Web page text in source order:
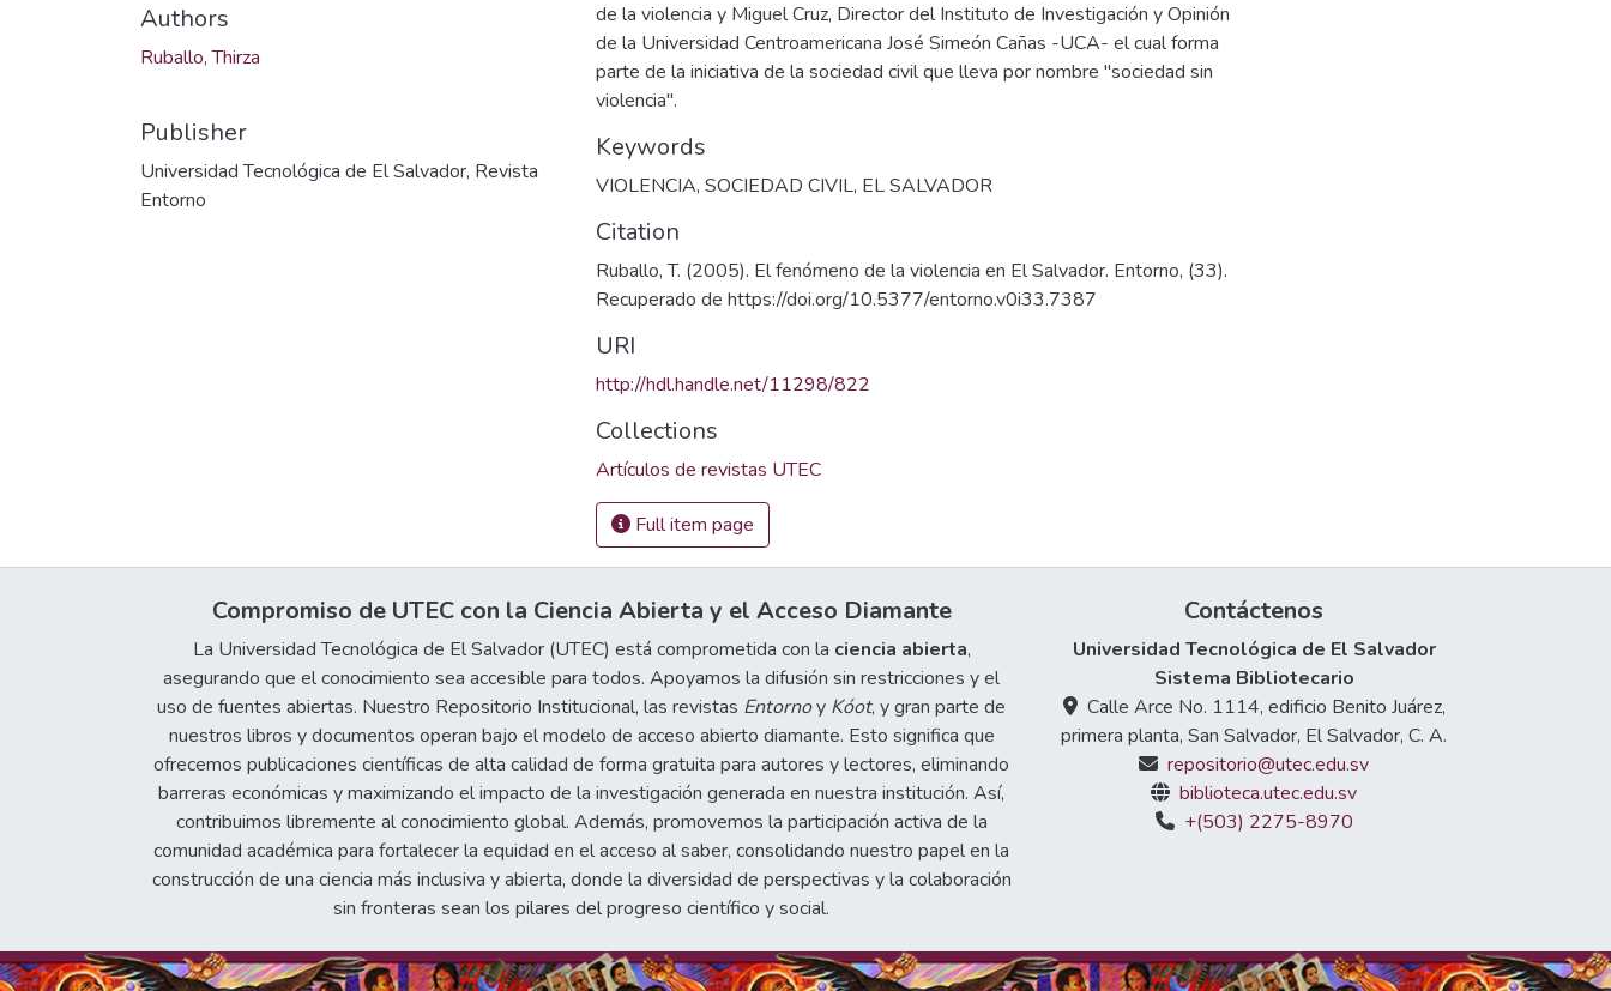
Authors
Ruballo, Thirza
Publisher
Universidad Tecnológica de El Salvador, Revista
Entorno
de la violencia y Miguel Cruz, Director del Instituto de Investigación y Opinión
de la Universidad Centroamericana José Simeón Cañas -UCA- el cual forma
parte de la iniciativa de la sociedad civil que lleva por nombre "sociedad sin
violencia".
Keywords
VIOLENCIA, SOCIEDAD CIVIL, EL SALVADOR
Citation
Ruballo, T. (2005). El fenómeno de la violencia en El Salvador. Entorno, (33).
Recuperado de https://doi.org/10.5377/entorno.v0i33.7387
URI
http://hdl.handle.net/11298/822
Collections
Artículos de revistas UTEC
Full item page
Compromiso de UTEC con la Ciencia Abierta y el Acceso Diamante
La Universidad Tecnológica de El Salvador (UTEC) está comprometida con la ciencia abierta,
asegurando que el conocimiento sea accesible para todos. Apoyamos la difusión sin restricciones y el
uso de fuentes abiertas. Nuestro Repositorio Institucional, las revistas Entornoy Kóot, y gran parte de
nuestros libros y documentos operan bajo el modelo de acceso abierto diamante. Esto significa que
ofrecemos publicaciones científicas de alta calidad de forma gratuita para autores y lectores, eliminando
barreras económicas y maximizando el impacto de la investigación generada en nuestra institución. Así,
contribuimos libremente al conocimiento global. Además, promovemos la participación activa de la
comunidad académica para fortalecer la equidad en el acceso al saber, consolidando nuestro papel en la
construcción de una ciencia más inclusiva y abierta, donde la diversidad de perspectivas y la colaboración
sin fronteras sean los pilares del progreso científico y social.
Contáctenos
Universidad Tecnológica de El Salvador
Sistema Bibliotecario
Calle Arce No. 1114, edificio Benito Juárez,
primera planta, San Salvador, El Salvador, C. A.
repositorio@utec.edu.sv
biblioteca.utec.edu.sv
+(503) 2275-8970